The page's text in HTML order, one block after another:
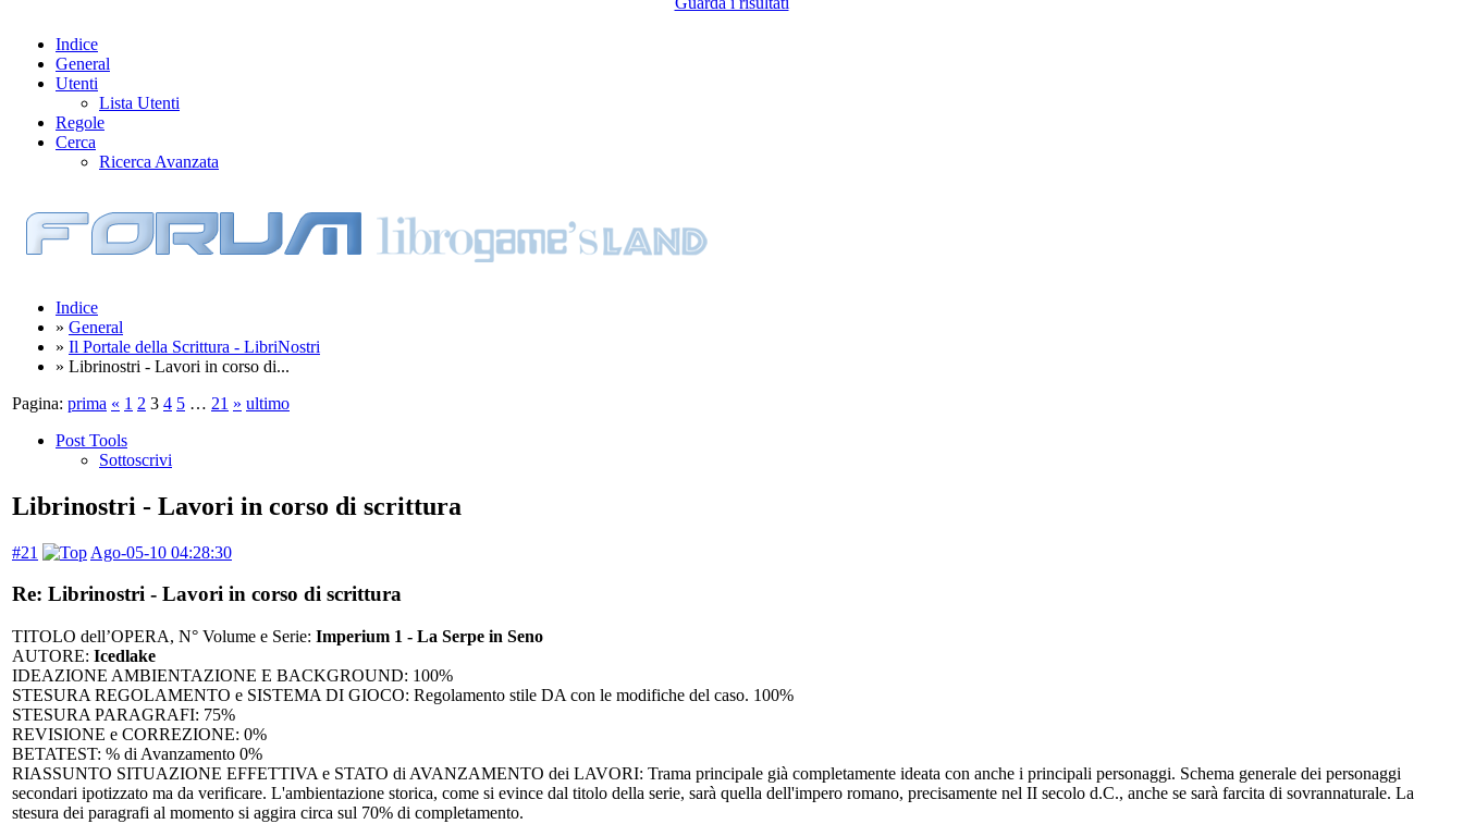
Indice
General
Utenti
Lista Utenti
Regole
Cerca
Ricerca Avanzata
Indice
» General
» Il Portale della Scrittura - LibriNostri
» Librinostri - Lavori in corso di...
Pagina: prima « 1 2 3 4 5 … 21 » ultimo
Post Tools
Sottoscrivi
Librinostri - Lavori in corso di scrittura
#21 Ago-05-10 04:28:30
Re: Librinostri - Lavori in corso di scrittura
TITOLO dell’OPERA, N° Volume e Serie: Imperium 1 - La Serpe in Seno
AUTORE: Icedlake
IDEAZIONE AMBIENTAZIONE E BACKGROUND: 100%
STESURA REGOLAMENTO e SISTEMA DI GIOCO: Regolamento stile DA con le modifiche del caso. 100%
STESURA PARAGRAFI: 75%
REVISIONE e CORREZIONE: 0%
BETATEST: % di Avanzamento 0%
RIASSUNTO SITUAZIONE EFFETTIVA e STATO di AVANZAMENTO dei LAVORI: Trama principale già completamente ideata con anche i principali personaggi. Schema generale dei personaggi
secondari ipotizzato ma da verificare. L'ambientazione storica, come si evince dal titolo della serie, sarà quella dell'impero romano, precisamente nel II secolo d.C., anche se sarà farcita di sovrannaturale. La
stesura dei paragrafi al momento si aggira circa sul 70% di completamento.